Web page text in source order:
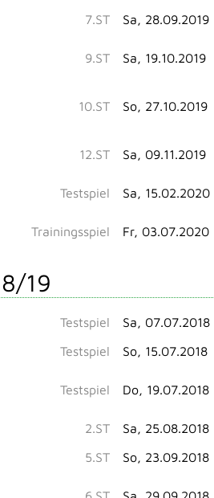
7.ST Sa, 28.09.2019
9.ST Sa, 19.10.2019
10.ST So, 27.10.2019
12.ST Sa, 09.11.2019
Testspiel Sa, 15.02.2020
Trainingsspiel Fr, 03.07.2020
19
Testspiel Sa, 07.07.2018
Testspiel
So, 15.07.2018
Testspiel Do, 19.07.2018
2.ST Sa, 25.08.2018
5.ST
So, 23.09.2018